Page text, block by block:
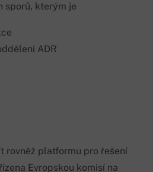
sporů, kterým je
ADR
rovněž platformu pro řešení
Evropskou komisí na